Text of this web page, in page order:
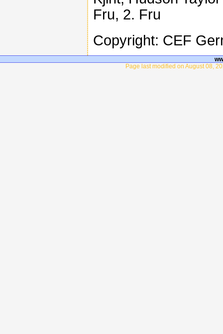
Fru, 2. Fru
Copyright: CEF
Page last modified on August 08,